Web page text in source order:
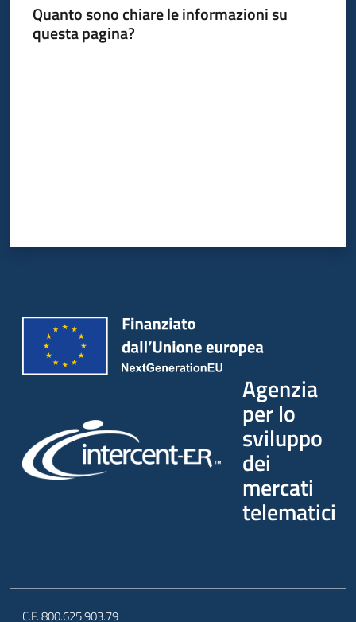
Quanto sono chiare le informazioni su
questa pagina?
Agenzia
per lo
sviluppo
dei
mercati
telematici
C.F. 800.625.903.79